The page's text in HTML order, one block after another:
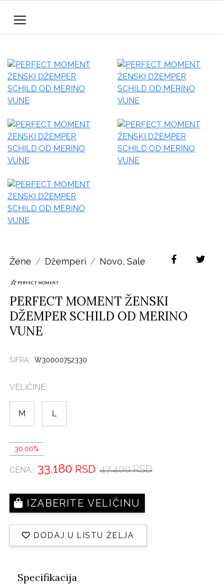
Žene Džemperi Novo, Sale
PERFECT MOMENT ŽENSKI
DŽEMPER SCHILD OD MERINO
VUNE
ŠIFRA: W30000752330
VELIČINE:
M L
30.00%
CENA: 33.180 RSD 47.400 RSD
IZABERITE VELIČINU
DODAJ U LISTU ŽELJA
Specifikacija